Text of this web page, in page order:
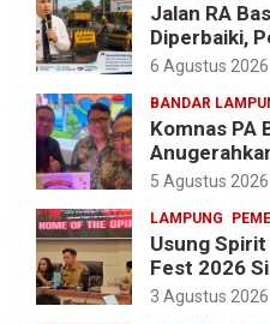
Jalan RA
Diperbaiki,
Alokasikan
6 Agustus 2026
BANDAR
Komnas PA
Kombes
5 Agustus 2026
LAMPUNG
Usung
Fest 2026
Spektakuler
3 Agustus 2026